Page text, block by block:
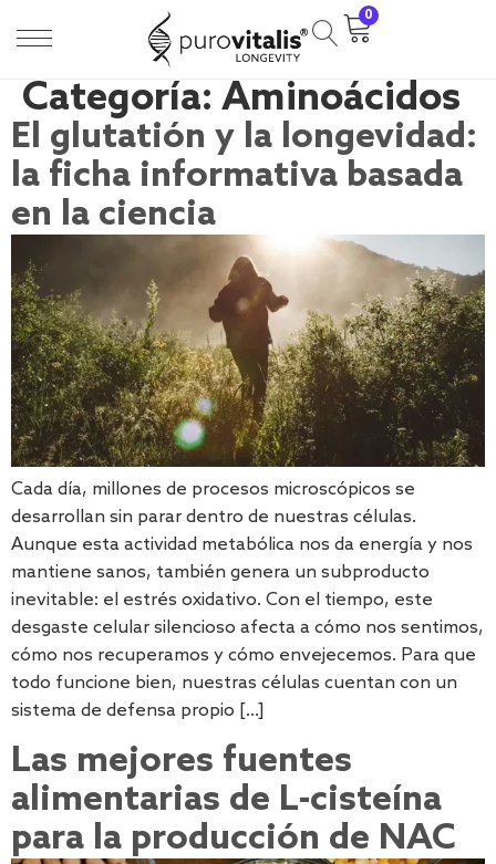
0
Categoría: Aminoácidos
El glutatión y la longevidad:
la ficha informativa basada
en la ciencia
Cada día, millones de procesos microscópicos se
desarrollan sin parar dentro de nuestras células.
Aunque esta actividad metabólica nos da energía y nos
mantiene sanos, también genera un subproducto
inevitable: el estrés oxidativo. Con el tiempo, este
desgaste celular silencioso afecta a cómo nos sentimos,
cómo nos recuperamos y cómo envejecemos. Para que
todo funcione bien, nuestras células cuentan con un
sistema de defensa propio […]
Las mejores fuentes
alimentarias de L-cisteína
para la producción de NAC